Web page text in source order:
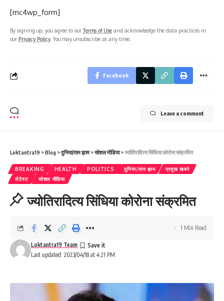
[mc4wp_form]
By signing up, you agree to ourTerms of Use and acknowledge the data practices in
our Privacy Policy. You may unsubscribe at any time.
Facebook
Leave a comment
Loktantra19 >Blog >दुनिया/ताम झाम>सोशल मीडिया>ज्योतिरादित्य सिंधिया कोरोना संक्रमित
BREAKING HEALTH POLITICS दुनिया/ताम झाम
प्रमुख खबरे
लेटेस्ट
सोशल मीडिया
ज्योतिरादित्य सिंधिया कोरोना संक्रमित
Last updated: 2023/04/18 at 4:21 PM
Loktantra19 Team
1 Min Read